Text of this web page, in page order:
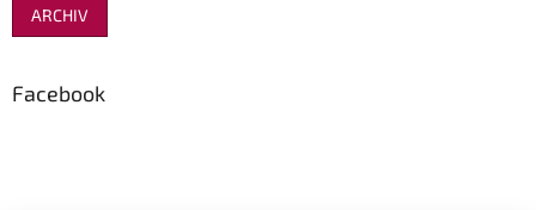
ARCHIV
Facebook